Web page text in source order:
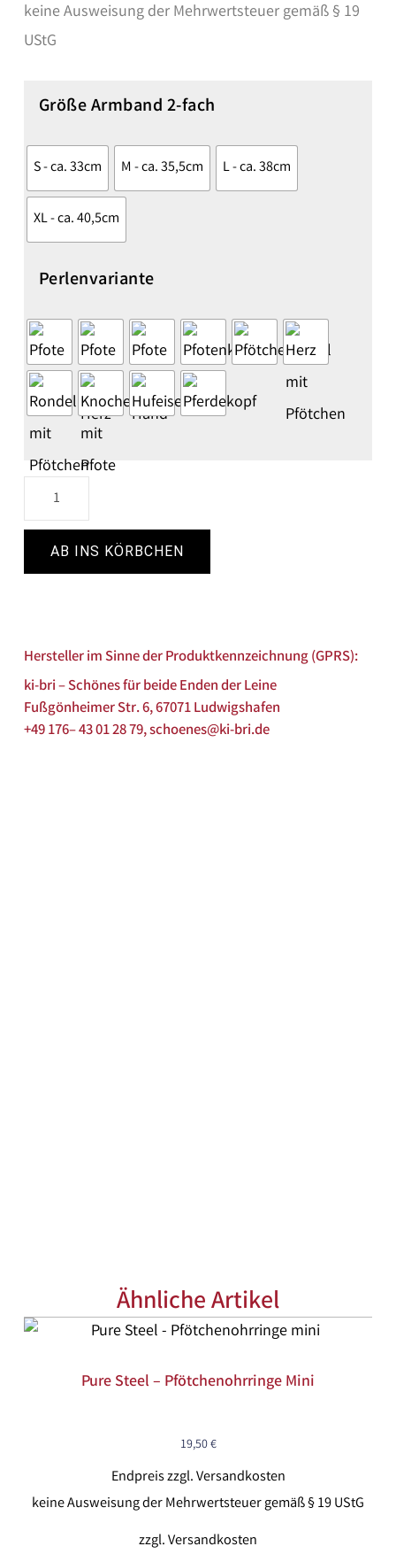
keine Ausweisung der Mehrwertsteuer gemäß § 19
UStG
Größe Armband 2-fach
S - ca. 33cm M - ca. 35,5cm L - ca. 38cm
XL - ca. 40,5cm
Perlenvariante
AB INS KÖRBCHEN
Hersteller im Sinne der Produktkennzeichnung (GPRS):
ki-bri – Schönes für beide Enden der Leine
Fußgönheimer Str. 6, 67071 Ludwigshafen
+49 176– 43 01 28 79, schoenes@ki-bri.de
Ähnliche Artikel
Pure Steel – Pfötchenohrringe Mini
19,50€
Endpreis zzgl. Versandkosten
keine Ausweisung der Mehrwertsteuer gemäß § 19 UStG
zzgl.Versandkosten